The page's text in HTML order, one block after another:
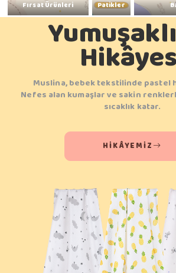
Fırsat Ürünleri Patikler
Muslina, bebek tekstilinde pastel
Nefes alan kumaşlar ve sakin
sıcaklık katar.
HIKÂYEMIZ